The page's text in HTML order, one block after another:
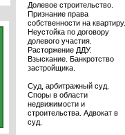
Долевое строительство.
Признание права
собственности на квартиру.
Неустойка по договору
долевого участия.
Расторжение ДДУ.
Взыскание. Банкротство
застройщика.
Суд, арбитражный суд.
Споры в области
недвижимости и
строительства. Адвокат в
суд.